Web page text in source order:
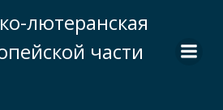
к
содержимому
лютеранская
части